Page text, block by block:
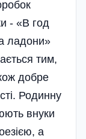
- «В год
ладони»
тим,
добре
Родинну
внуки
а